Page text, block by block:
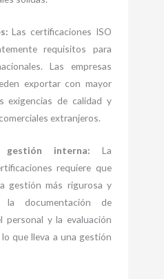
Las certificaciones ISO
requisitos para
Las empresas
exportar con mayor
exigencias de calidad y
extranjeros.
interna: La
requiere que
gestión más rigurosa y
la documentación de
personal y la evaluación
que lleva a una gestión